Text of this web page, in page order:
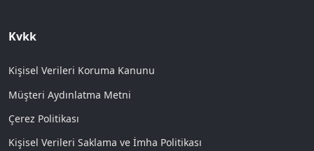
Kvkk
Kişisel Verileri Koruma Kanunu
Müşteri Aydınlatma Metni
Çerez Politikası
Kişisel Verileri Saklama ve İmha Politikası